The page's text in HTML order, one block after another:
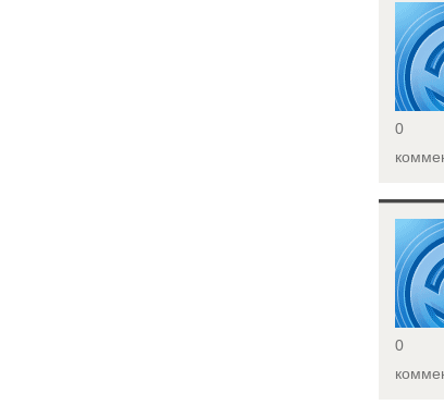
<
0
<
0